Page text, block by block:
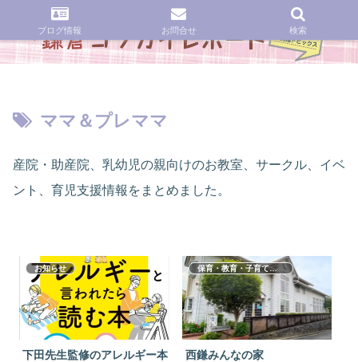
ママ＆プレママ
産院・助産院、乳幼児の親向けのお教室、サークル、イベ
ント、育児支援情報をまとめました。
お知らせ
下田先生監修のアレルギー本
保育・教育・子育て支援
西鎌みんなの家
ブログ情報 お問合せ 検索